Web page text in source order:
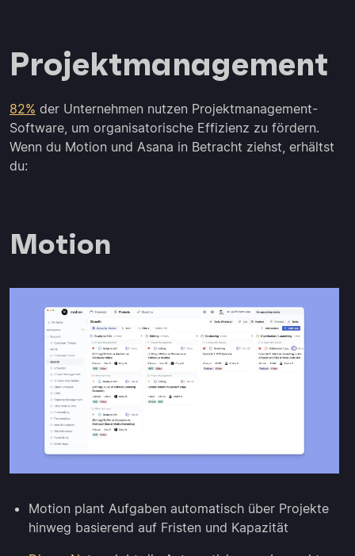
Projektmanagement
82% der Unternehmen nutzen Projektmanagement-
Software, um organisatorische Effizienz zu fördern.
Wenn du Motion und Asana in Betracht ziehst, erhältst
du:
Motion
Motion plant Aufgaben automatisch über Projekte
hinweg basierend auf Fristen und Kapazität